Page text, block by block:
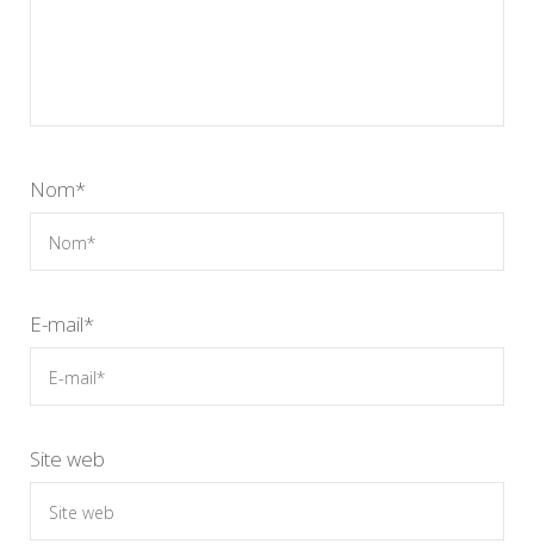
Nom*
E-mail*
Site web